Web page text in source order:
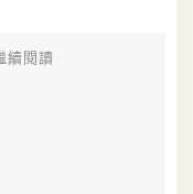
續閱讀